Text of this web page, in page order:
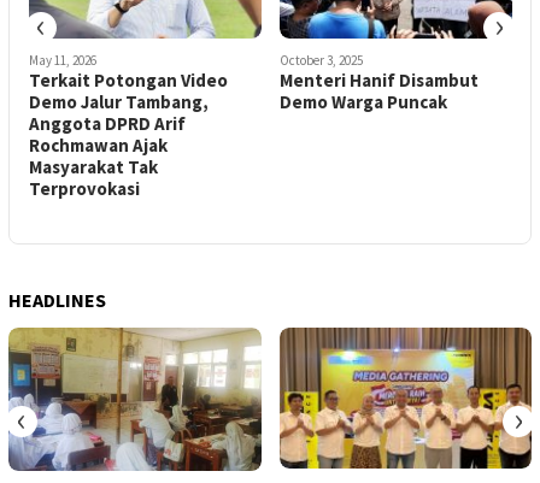
May 11, 2026
Terkait Potongan Video
Demo Jalur Tambang,
Anggota DPRD Arif
Rochmawan Ajak
Masyarakat Tak
Terprovokasi
October 3, 2025
Menteri Hanif Disambut
Demo Warga Puncak
‹ ›
HEADLINES
‹ ›